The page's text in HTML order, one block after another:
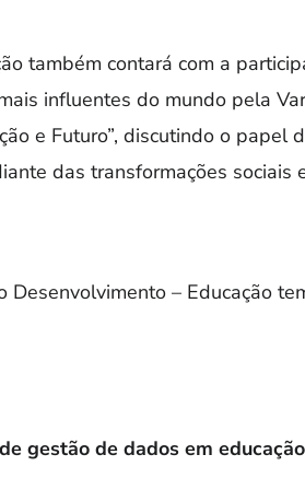
também contará com a
influentes do mundo pela
e Futuro”, discutindo o
das transformações sociais
Desenvolvimento – Educação
gestão de dados em educação